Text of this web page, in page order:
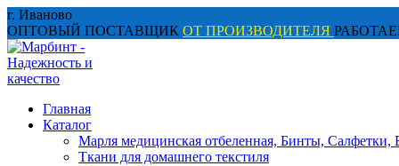
Перейти
к
содержанию
г. Иваново
ОПТОВЫЙ ПОСТАВЩИК ОТ ПРОИЗВОДИТЕЛЯ
Главная
Каталог
Марля медицинская отбеленная, Бинты, Салфетки,
Ткани для домашнего текстиля